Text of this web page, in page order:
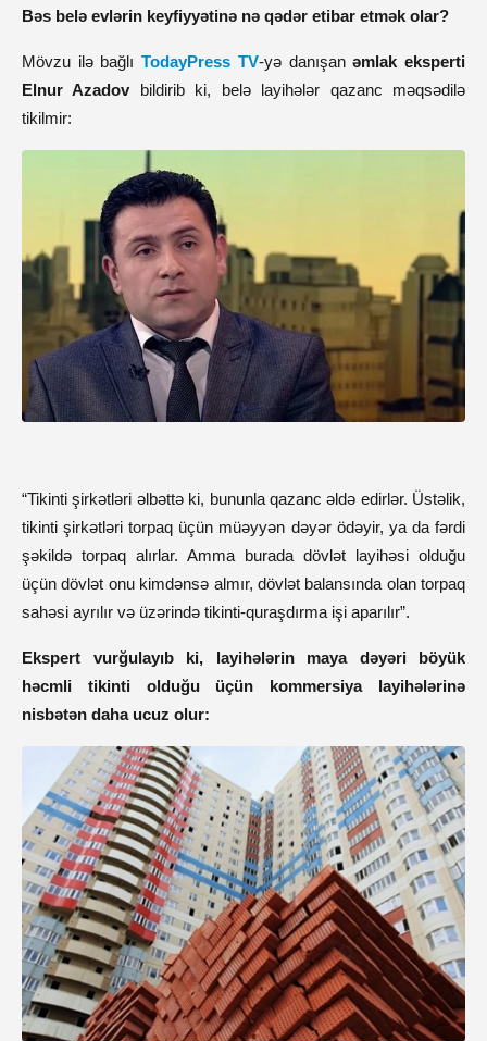
Bəs belə evlərin keyfiyyətinə nə qədər etibar etmək olar?
Mövzu ilə bağlıTodayPress TV-yə danışanəmlak eksperti
Elnur Azadovbildirib ki, belə layihələr qazanc məqsədilə
tikilmir:
“Tikinti şirkətləri əlbəttə ki, bununla qazanc əldə edirlər. Üstəlik,
tikinti şirkətləri torpaq üçün müəyyən dəyər ödəyir, ya da fərdi
şəkildə torpaq alırlar. Amma burada dövlət layihəsi olduğu
üçün dövlət onu kimdənsə almır, dövlət balansında olan torpaq
sahəsi ayrılır və üzərində tikinti-quraşdırma işi aparılır”.
Ekspert vurğulayıb ki, layihələrin maya dəyəri böyük
həcmli tikinti olduğu üçün kommersiya layihələrinə
nisbətən daha ucuz olur: